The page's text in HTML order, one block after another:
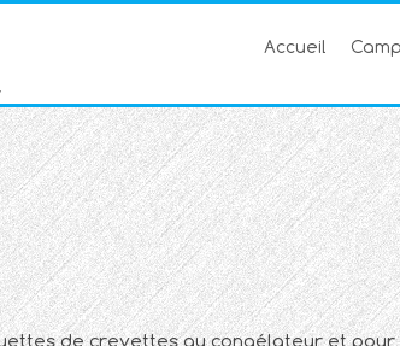
Accueil
de crevettes au congélateur et pour